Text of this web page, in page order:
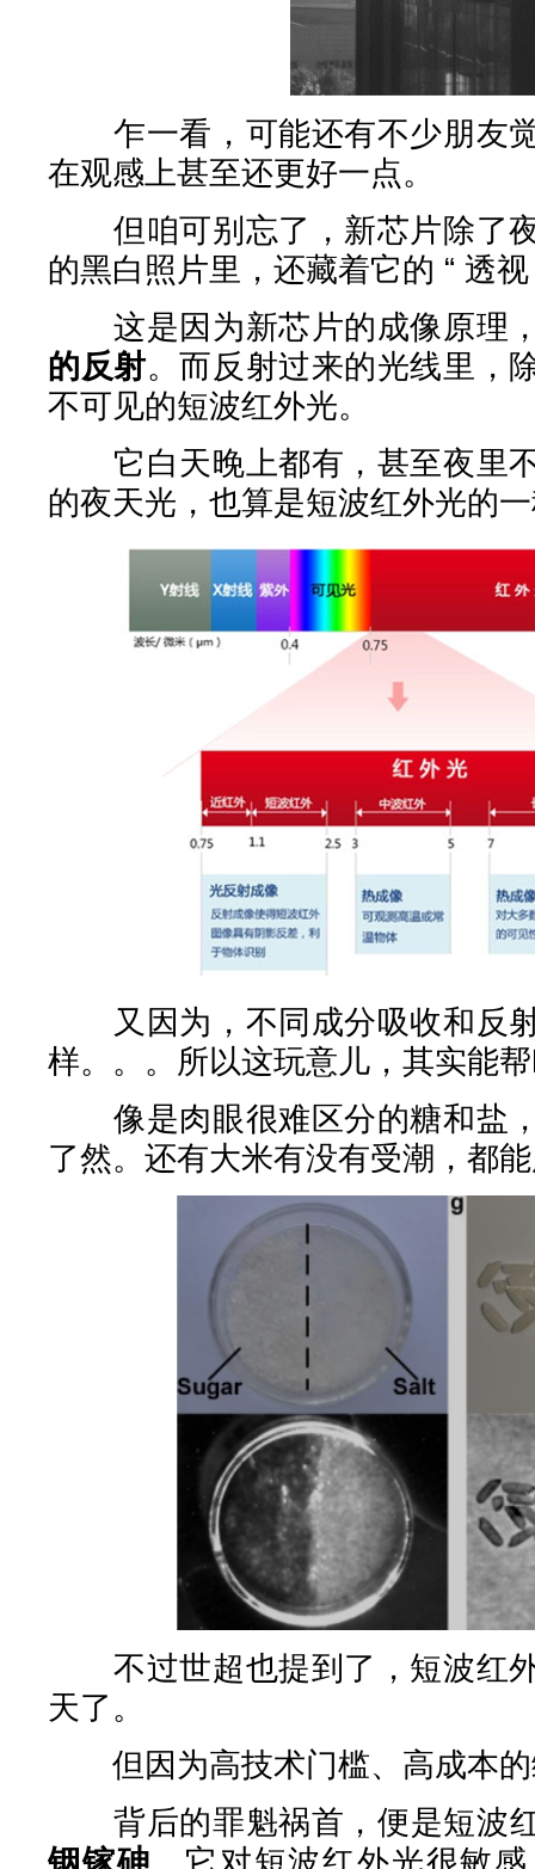
乍一看，可能还有不少朋友
在观感上甚至还更好一点。
但咱可别忘了，新芯片除了
的黑白照片里，还藏着它的 “ 透
这是因为新芯片的成像原理
的反射。而反射过来的光线里，
不可见的短波红外光。
它白天晚上都有，甚至夜里
的夜天光，也算是短波红外光的
又因为，不同成分吸收和反
样。。。所以这玩意儿，其实能
像是肉眼很难区分的糖和盐
了然。还有大米有没有受潮，都
不过世超也提到了，短波红
天了。
但因为高技术门槛、高成本的
背后的罪魁祸首，便是短波
铟镓砷 。它对短波红外光很敏